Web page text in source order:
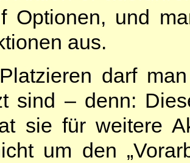
Optionen, und
aus.
darf
sind – denn:
sie für weitere
um den